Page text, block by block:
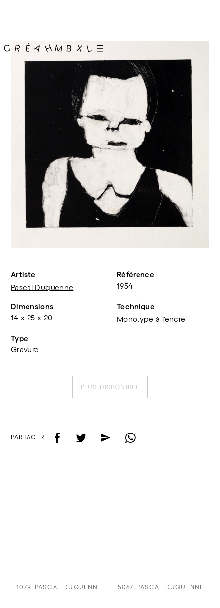
Artiste
Pascal Duquenne
Référence
1954
Dimensions
14 x 25 x 20
Technique
Monotype à l'encre
Type
Gravure
PLUS DISPONIBLE
PARTAGER f t e w
1079 PASCAL DUQUENNE 5067 PASCAL DUQUENNE